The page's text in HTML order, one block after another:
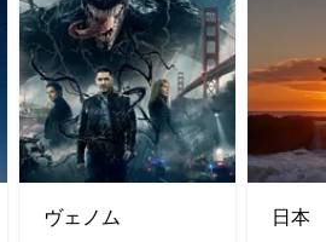
ヴェノム 日本